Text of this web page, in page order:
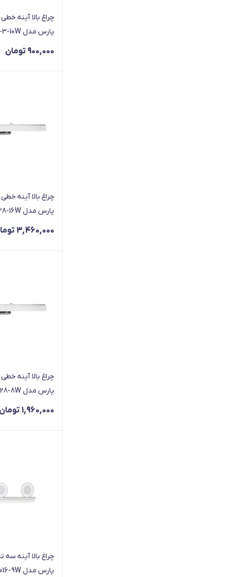
پارس مدل SP-2835-3-10W
900,000 تومان
پارس مدل SP-8028-16W
3,460,000
پارس مدل SP-8028-8W
1,960,000 تومان
پارس مدل SP-8016-9W